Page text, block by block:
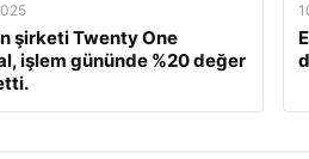
şirketi Twenty One
işlem gününde %20 değer